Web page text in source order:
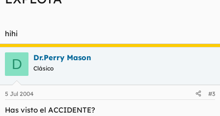
hihi
D Dr.Perry Mason
Clásico
5 Jul 2004 #3
Has visto el ACCIDENTE?